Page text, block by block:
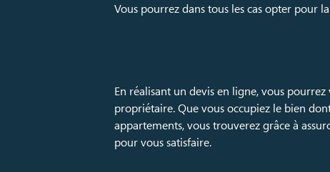
Vous pourrez dans tous les cas opter pour
En réalisant un devis en ligne, vous
propriétaire. Que vous occupiez le bien
appartements, vous trouverez grâce à
pour vous satisfaire.